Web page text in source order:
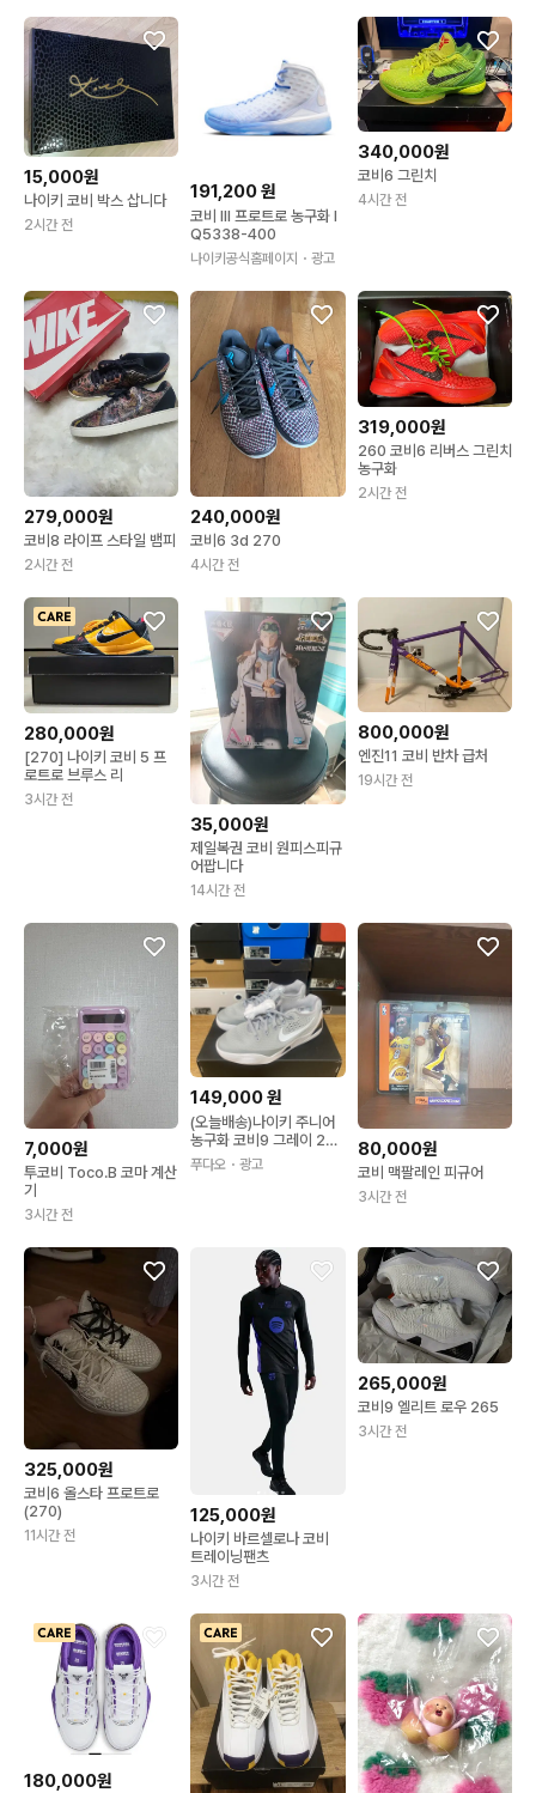
15,000원
나이키 코비 박스 삽니다
2시간 전
191,200원
코비 III 프로트로 농구화 I
Q5338-400
나이키공식홈페이지 ・광고
340,000원
코비6 그린치
4시간 전
279,000원
코비8 라이프 스타일 뱀피
2시간 전
240,000원
코비6 3d 270
4시간 전
319,000원
260 코비6 리버스 그린치
농구화
2시간 전
280,000원
[270] 나이키 코비 5 프
로트로 브루스 리
3시간 전
35,000원
제일복권 코비 원피스피규
어팝니다
14시간 전
800,000원
엔진11 코비 반차 급처
19시간 전
7,000원
투코비 Toco.B 코마 계산
기
3시간 전
149,000원
(오늘배송)나이키 주니어
농구화 코비9 그레이 250
mm
푸다오 ・광고
80,000원
코비 맥팔레인 피규어
3시간 전
325,000원
코비6 올스타 프로트로
(270)
11시간 전
125,000원
나이키 바르셀로나 코비
트레이닝팬츠
3시간 전
265,000원
코비9 엘리트 로우 265
3시간 전
180,000원